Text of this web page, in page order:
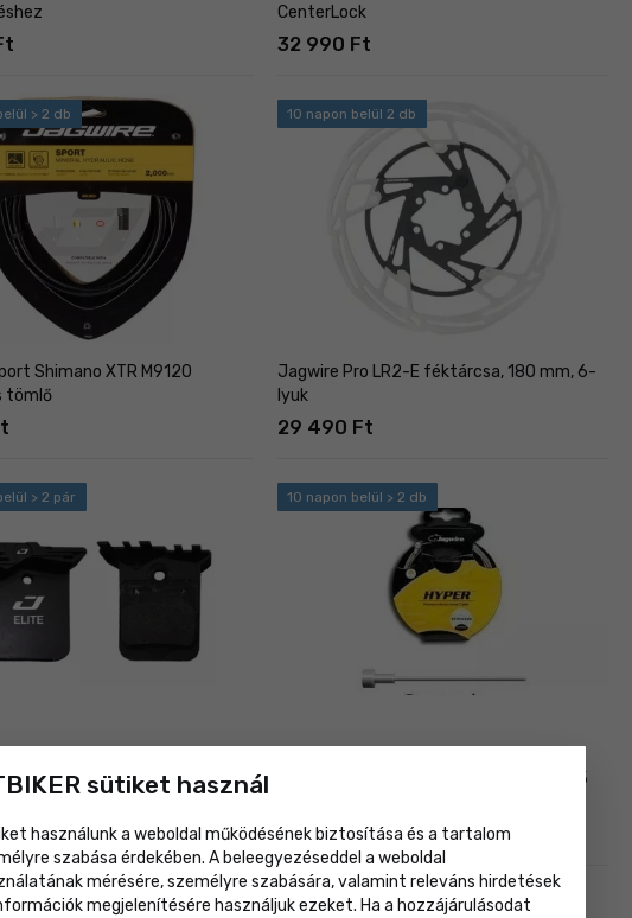
CenterLock
32 990 Ft
> 2 db
Shimano XTR M9120
tömlő
10 napon belül 2 db
Jagwire Pro LR2-E féktárcsa, 180 mm, 6-
lyuk
29 490 Ft
> 2 pár
Cooling DCA879 fékbetétek,
10 napon belül > 2 db
Jagwire STS országúti fékbowden, Ø-1.5
1 649 Ft
> 2 db 10 napon belül > 2 db
sütiket használ
használunk a weboldal működésének biztosítása és a tartalom
szabása érdekében. A beleegyezéseddel a weboldal
mérésére, személyre szabására, valamint releváns hirdetések
megjelenítésére használjuk ezeket. Ha a hozzájárulásodat